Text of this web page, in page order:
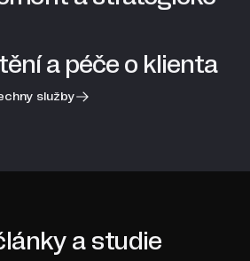
a péče o klienta
služby
a studie